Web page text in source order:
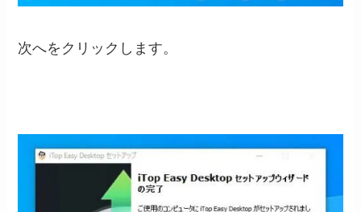
次へをクリックします。